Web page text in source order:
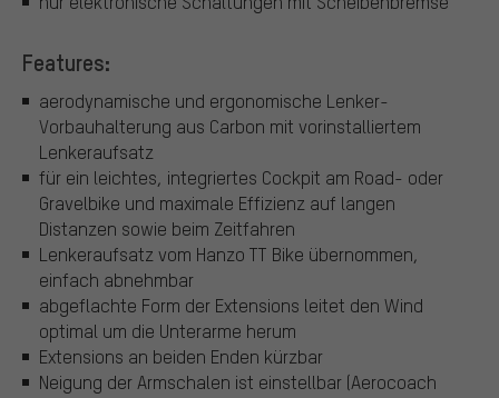
Features:
aerodynamische und ergonomische Lenker-
Vorbauhalterung aus Carbon mit vorinstalliertem
Lenkeraufsatz
für ein leichtes, integriertes Cockpit am Road- oder
Gravelbike und maximale Effizienz auf langen
Distanzen sowie beim Zeitfahren
Lenkeraufsatz vom Hanzo TT Bike übernommen,
einfach abnehmbar
abgeflachte Form der Extensions leitet den Wind
optimal um die Unterarme herum
Extensions an beiden Enden kürzbar
Neigung der Armschalen ist einstellbar (Aerocoach